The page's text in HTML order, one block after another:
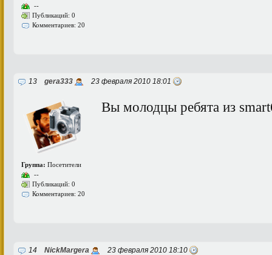
--
Публикаций: 0
Комментариев: 20
13 gera333 23 февраля 2010 18:01
Группа: Посетители
--
Публикаций: 0
Комментариев: 20
Вы молодцы ребята из
14 NickMargera 23 февраля 2010 18:10